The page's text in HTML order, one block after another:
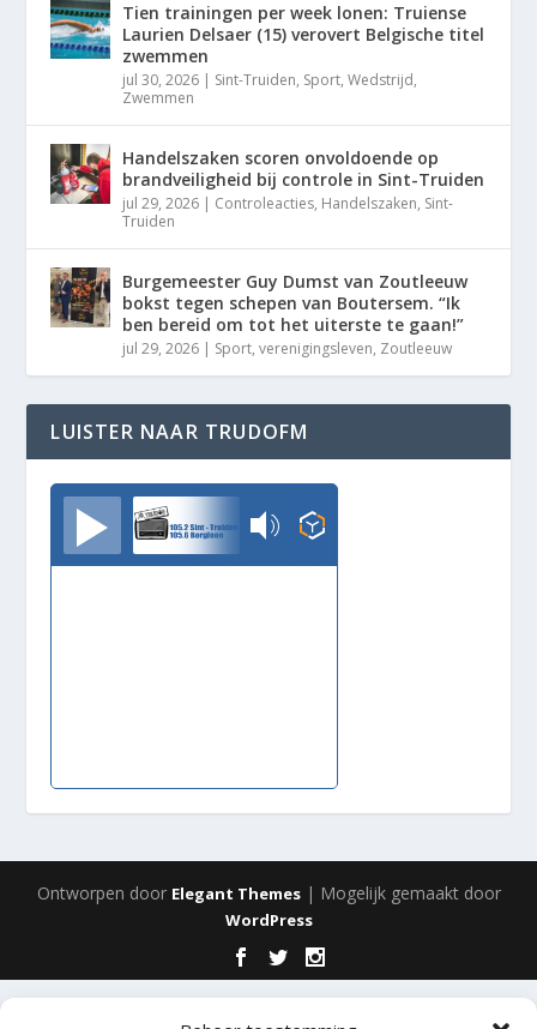
Tien trainingen per week lonen: Truiense
Laurien Delsaer (15) verovert Belgische titel
zwemmen
jul 30, 2026 | Sint-Truiden, Sport,Wedstrijd,
Zwemmen
Handelszaken scoren onvoldoende op
brandveiligheid bij controle in Sint-Truiden
jul 29, 2026 | Controleacties, Handelszaken, Sint-
Truiden
Burgemeester Guy Dumst van Zoutleeuw
bokst tegen schepen van Boutersem. “Ik
ben bereid om tot het uiterste te gaan!”
jul 29, 2026 | Sport,verenigingsleven, Zoutleeuw
LUISTER NAAR TRUDOFM
TrudoFM
Ontworpen door Elegant Themes| Mogelijk gemaakt door
WordPress